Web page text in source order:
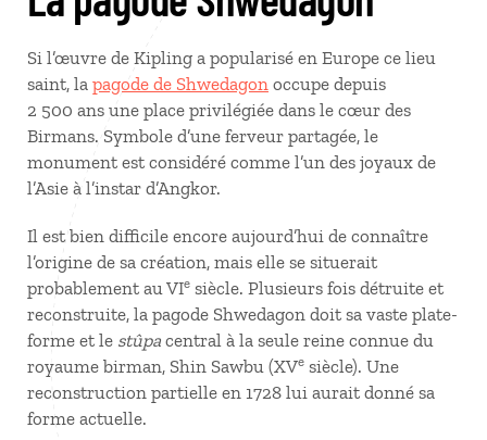
Si l’œuvre de Kipling a popularisé en Europe ce lieu
saint, la pagode de Shwedagon occupe depuis
2 500 ans une place privilégiée dans le cœur des
Birmans. Symbole d’une ferveur partagée, le
monument est considéré comme l’un des joyaux de
l’Asie à l’instar d’Angkor.
Il est bien difficile encore aujourd’hui de connaître
l’origine de sa création, mais elle se situerait
probablement au VIe siècle. Plusieurs fois détruite et
reconstruite, la pagode Shwedagon doit sa vaste plate-
forme et le stûpa central à la seule reine connue du
royaume birman, Shin Sawbu (XVe siècle). Une
reconstruction partielle en 1728 lui aurait donné sa
forme actuelle.